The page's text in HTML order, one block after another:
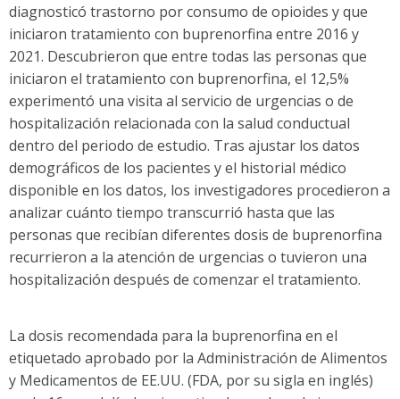
diagnosticó trastorno por consumo de opioides y que
iniciaron tratamiento con buprenorfina entre 2016 y
2021. Descubrieron que entre todas las personas que
iniciaron el tratamiento con buprenorfina, el 12,5%
experimentó una visita al servicio de urgencias o de
hospitalización relacionada con la salud conductual
dentro del periodo de estudio. Tras ajustar los datos
demográficos de los pacientes y el historial médico
disponible en los datos, los investigadores procedieron a
analizar cuánto tiempo transcurrió hasta que las
personas que recibían diferentes dosis de buprenorfina
recurrieron a la atención de urgencias o tuvieron una
hospitalización después de comenzar el tratamiento.
La dosis recomendada para la buprenorfina en el
etiquetado aprobado por la Administración de Alimentos
y Medicamentos de EE.UU. (FDA, por su sigla en inglés)